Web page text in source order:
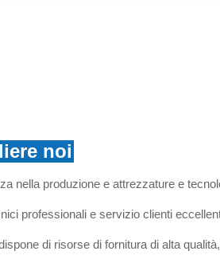
noi
nella produzione e attrezzature e
professionali e servizio clienti
di risorse di fornitura di alta